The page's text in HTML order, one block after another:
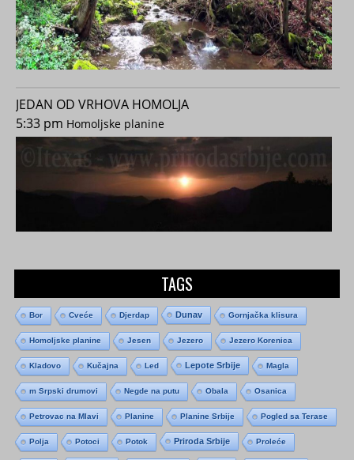
JEDAN OD VRHOVA HOMOLJA
5:33 pm Homoljske planine
TAGS
Bor Cveće Djerdap Dunav Gornjačka klisura
Homoljske planine Jesen Jezero Jezero Korenica
Kladovo Kučajna Led Lepote Srbije Magla
m Srpski drumovi Negde na putu Obala Osanica
Petrovac na Mlavi Planine Planine Srbije Pogled sa Terase
Polja Potoci Potok Priroda Srbije Proleće